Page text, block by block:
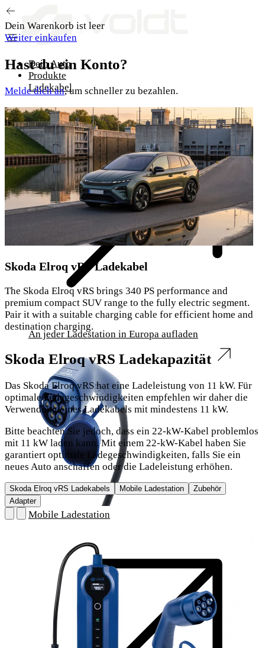
Zum Inhalt springen
Dein Auto
Produkte
Ladekabel
An jeder Ladestation in Europa aufladen
Mobile Ladestation
Dein Warenkorb ist leer
Weiter einkaufen
Hast du ein Konto?
Melde dich an, um schneller zu bezahlen.
Skoda Elroq vRS Ladekabel
The Skoda Elroq vRS brings 340 PS performance and
premium compact SUV range to the fully electric segment.
Pair it with a suitable charging cable for efficient home and
destination charging.
Skoda Elroq vRS Ladekapazität
Das Skoda Elroq vRS hat eine Ladeleistung von 11 kW. Für
optimale Ladegeschwindigkeiten empfehlen wir daher die
Verwendung eines Ladekabels mit mindestens 11 kW.
Bitte beachten Sie jedoch, dass ein 22-kW-Kabel problemlos
mit 11 kW laden kann. Mit einem 22-kW-Kabel haben Sie
garantiert optimale Ladegeschwindigkeiten, falls Sie ein
neues Auto anschaffen oder die Ladeleistung erhöhen.
Skoda Elroq vRS Ladekabels Mobile Ladestation
Zubehör
Adapter